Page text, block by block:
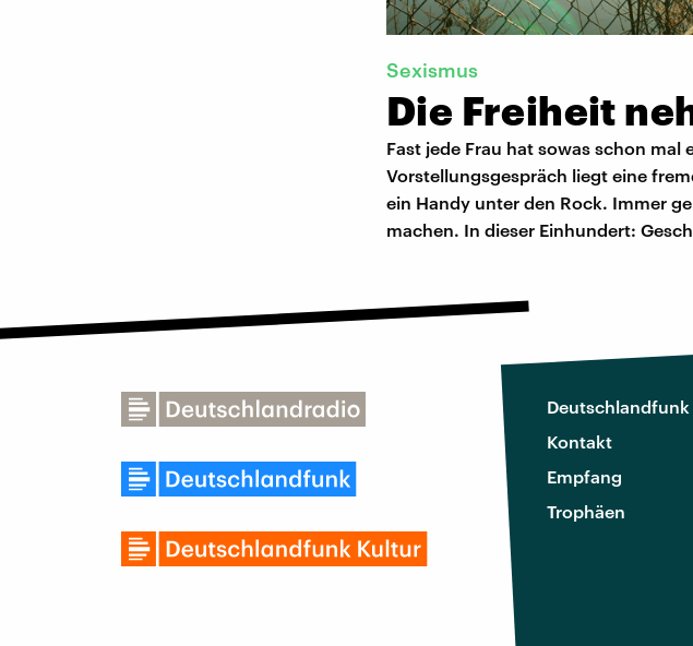
Sexismus
Die Freiheit
Fast jede Frau hat sowas schon mal
Vorstellungsgespräch liegt eine
ein Handy unter den Rock. Immer
machen. In dieser Einhundert:
Deutschlandfunk
Kontakt
Empfang
Trophäen